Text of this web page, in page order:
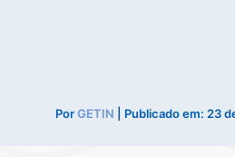
PorGETIN | Publicado em: 23